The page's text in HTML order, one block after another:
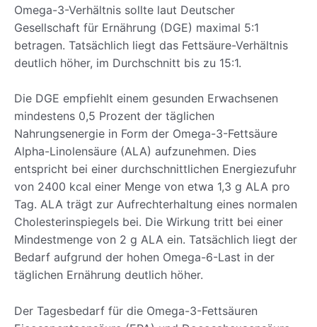
Omega-3-Verhältnis sollte laut Deutscher
Gesellschaft für Ernährung (DGE) maximal 5:1
betragen. Tatsächlich liegt das Fettsäure-Verhältnis
deutlich höher, im Durchschnitt bis zu 15:1.
Die DGE empfiehlt einem gesunden Erwachsenen
mindestens 0,5 Prozent der täglichen
Nahrungsenergie in Form der Omega-3-Fettsäure
Alpha-Linolensäure (ALA) aufzunehmen. Dies
entspricht bei einer durchschnittlichen Energiezufuhr
von 2400 kcal einer Menge von etwa 1,3 g ALA pro
Tag. ALA trägt zur Aufrechterhaltung eines normalen
Cholesterinspiegels bei. Die Wirkung tritt bei einer
Mindestmenge von 2 g ALA ein. Tatsächlich liegt der
Bedarf aufgrund der hohen Omega-6-Last in der
täglichen Ernährung deutlich höher.
Der Tagesbedarf für die Omega-3-Fettsäuren